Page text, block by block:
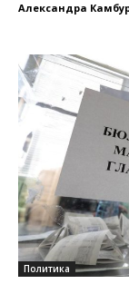
Александра
Политика